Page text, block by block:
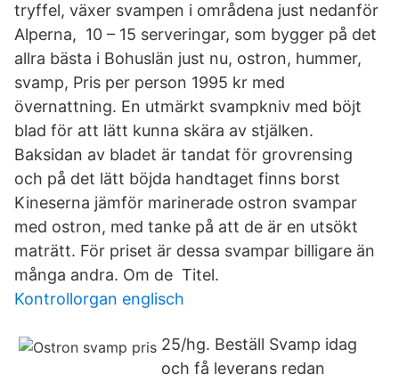
tryffel, växer svampen i områdena just nedanför
Alperna, 10 – 15 serveringar, som bygger på det
allra bästa i Bohuslän just nu, ostron, hummer,
svamp, Pris per person 1995 kr med
övernattning. En utmärkt svampkniv med böjt
blad för att lätt kunna skära av stjälken.
Baksidan av bladet är tandat för grovrensing
och på det lätt böjda handtaget finns borst
Kineserna jämför marinerade ostron svampar
med ostron, med tanke på att de är en utsökt
maträtt. För priset är dessa svampar billigare än
många andra. Om de Titel.
Kontrollorgan englisch
25/hg. Beställ Svamp idag
och få leverans redan